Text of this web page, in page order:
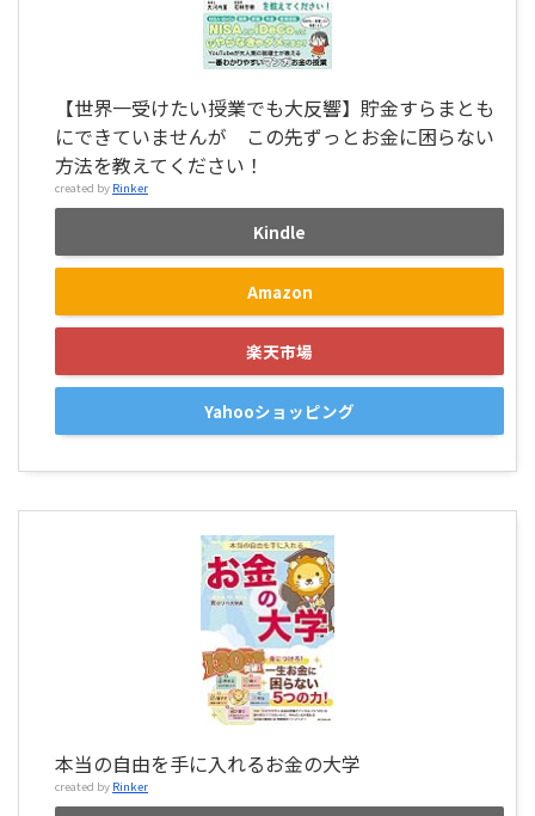
【世界一受けたい授業でも大反響】貯金すらまとも
にできていませんが この先ずっとお金に困らない
方法を教えてください！
created by Rinker
Kindle
Amazon
楽天市場
Yahooショッピング
本当の自由を手に入れるお金の大学
created by Rinker